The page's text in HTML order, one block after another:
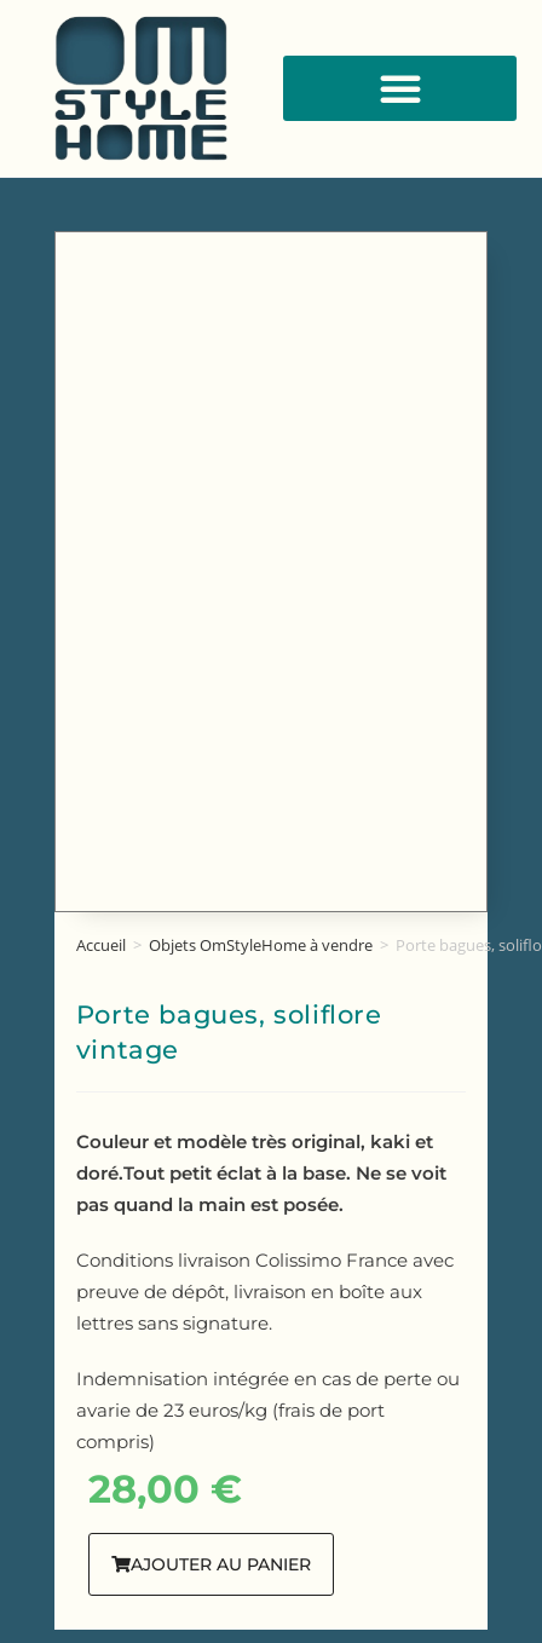
Accueil > Objets OmStyleHome à vendre > Porte bagues,
Porte bagues, soliflore
vintage
Couleur et modèle très original, kaki et
doré.Tout petit éclat à la base. Ne se voit
pas quand la main est posée.
Conditions livraison Colissimo France avec
preuve de dépôt, livraison en boîte aux
lettres sans signature.
Indemnisation intégrée en cas de perte ou
avarie de 23 euros/kg (frais de port
compris)
28,00 €
AJOUTER AU PANIER